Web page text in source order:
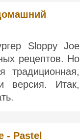
Sloppy Joe
рецептов. Но
традиционная,
версия. Итак,
- Pastel